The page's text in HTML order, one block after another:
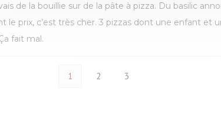
de la bouillie sur de la pâte à pizza. Du basilic
le prix, c’est très cher. 3 pizzas dont une enfant et
fait mal.
1 2 3